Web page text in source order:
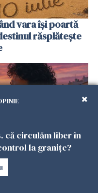
vara își poartă
răsplătește
în care cerul îți
că circulăm liber în
la granițe?